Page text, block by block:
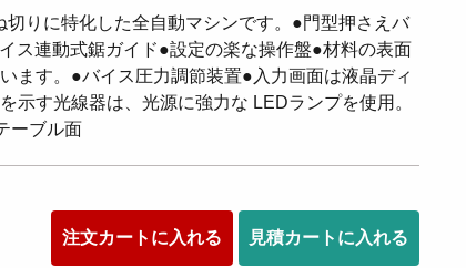
りに特化した全自動マシンです。●門型押さえバ
ス連動式鋸ガイド●設定の楽な操作盤●材料の表面
ます。●バイス圧力調節装置●入力画面は液晶ディ
示す光線器は、光源に強力な LEDランプを使用。
ーブル面
注文カートに入れる 見積カートに入れる